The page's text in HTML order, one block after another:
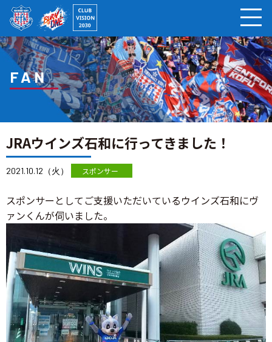
FAN
JRAウインズ石和に行ってきました！
2021.10.12（火） スポンサー
スポンサーとしてご支援いただいているウインズ石和にヴ
ァンくんが伺いました。